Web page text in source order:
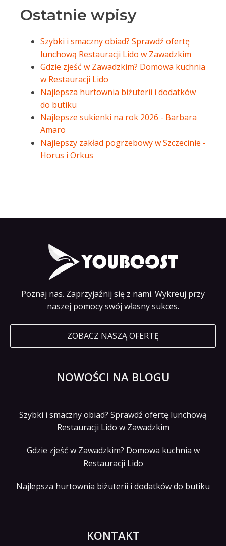
Ostatnie wpisy
Szybki i smaczny obiad? Sprawdź ofertę
lunchową Restauracji Lido w Zawadzkim
Gdzie zjeść w Zawadzkim? Domowa kuchnia
w Restauracji Lido
Najlepsza hurtownia biżuterii i dodatków
do butiku
Najlepsze sukienki na rok 2026 - Barbara
Amaro
Najlepszy zakład pogrzebowy w Szczecinie -
Horus i Orkus
Poznaj nas. Zaprzyjaźnij się z nami. Wykreuj przy
naszej pomocy swój własny sukces.
ZOBACZ NASZĄ OFERTĘ
NOWOŚCI NA BLOGU
Szybki i smaczny obiad? Sprawdź ofertę lunchową
Restauracji Lido w Zawadzkim
Gdzie zjeść w Zawadzkim? Domowa kuchnia w
Restauracji Lido
Najlepsza hurtownia biżuterii i dodatków do butiku
KONTAKT